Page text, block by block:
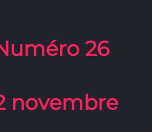
26
novembre